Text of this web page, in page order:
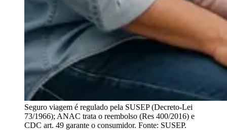
Seguro viagem é regulado pela SUSEP (Decreto-Lei
73/1966); ANAC trata o reembolso (Res 400/2016) e
CDC art. 49 garante o consumidor. Fonte: SUSEP.